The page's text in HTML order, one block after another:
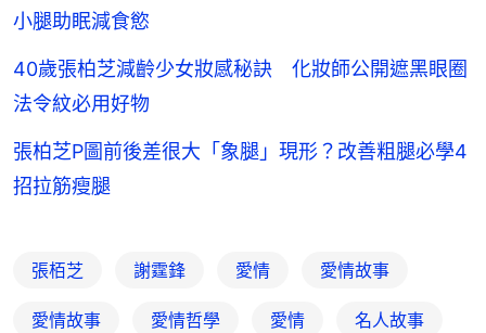
小腿助眠減食慾
40歲張柏芝減齡少女妝感秘訣 化妝師公開遮黑眼圈
法令紋必用好物
張柏芝P圖前後差很大「象腿」現形？改善粗腿必學4
招拉筋瘦腿
張栢芝 謝霆鋒 愛情 愛情故事
愛情故事 愛情哲學 愛情 名人故事